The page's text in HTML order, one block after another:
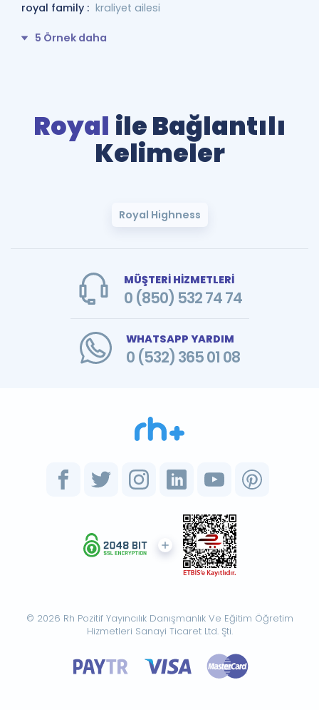
royal family : kraliyet ailesi
5 Örnek daha
Royal ile Bağlantılı
Kelimeler
Royal Highness
MÜŞTERİ HİZMETLERİ
0 (850) 532 74 74
WHATSAPP YARDIM
0 (532) 365 01 08
© 2026 Rh Pozitif Yayıncılık Danışmanlık Ve Eğitim Öğretim
Hizmetleri Sanayi Ticaret Ltd. Şti.